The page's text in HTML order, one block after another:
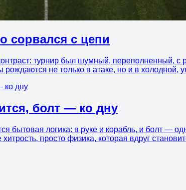
сорвался с цепи
турнир был шумный, переполненный,
рождаются не только в атаке, но и в холодной,
болт — ко дну
бытовая логика: в руке и корабль, и болт —
просто физика, которая вдруг